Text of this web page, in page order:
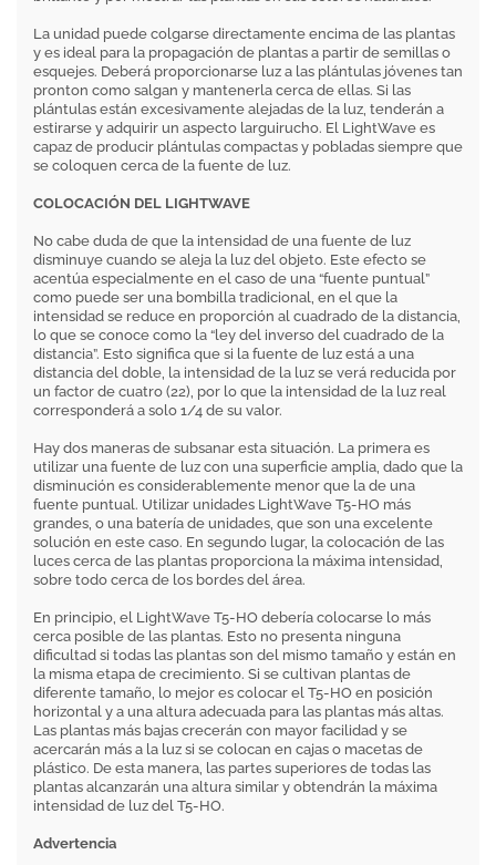
La unidad puede colgarse directamente encima de las plantas
y es ideal para la propagación de plantas a partir de semillas o
esquejes. Deberá proporcionarse luz a las plántulas jóvenes tan
pronton como salgan y mantenerla cerca de ellas. Si las
plántulas están excesivamente alejadas de la luz, tenderán a
estirarse y adquirir un aspecto larguirucho. El LightWave es
capaz de producir plántulas compactas y pobladas siempre que
se coloquen cerca de la fuente de luz.
COLOCACIÓN DEL LIGHTWAVE
No cabe duda de que la intensidad de una fuente de luz
disminuye cuando se aleja la luz del objeto. Este efecto se
acentúa especialmente en el caso de una “fuente puntual”
como puede ser una bombilla tradicional, en el que la
intensidad se reduce en proporción al cuadrado de la distancia,
lo que se conoce como la “ley del inverso del cuadrado de la
distancia”. Esto significa que si la fuente de luz está a una
distancia del doble, la intensidad de la luz se verá reducida por
un factor de cuatro (22), por lo que la intensidad de la luz real
corresponderá a solo 1/4 de su valor.
Hay dos maneras de subsanar esta situación. La primera es
utilizar una fuente de luz con una superficie amplia, dado que la
disminución es considerablemente menor que la de una
fuente puntual. Utilizar unidades LightWave T5-HO más
grandes, o una batería de unidades, que son una excelente
solución en este caso. En segundo lugar, la colocación de las
luces cerca de las plantas proporciona la máxima intensidad,
sobre todo cerca de los bordes del área.
En principio, el LightWave T5-HO debería colocarse lo más
cerca posible de las plantas. Esto no presenta ninguna
dificultad si todas las plantas son del mismo tamaño y están en
la misma etapa de crecimiento. Si se cultivan plantas de
diferente tamaño, lo mejor es colocar el T5-HO en posición
horizontal y a una altura adecuada para las plantas más altas.
Las plantas más bajas crecerán con mayor facilidad y se
acercarán más a la luz si se colocan en cajas o macetas de
plástico. De esta manera, las partes superiores de todas las
plantas alcanzarán una altura similar y obtendrán la máxima
intensidad de luz del T5-HO.
Advertencia